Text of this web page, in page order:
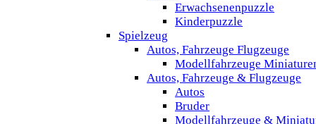
Erwachsenenpuzzle
Kinderpuzzle
Spielzeug
Autos, Fahrzeuge Flugzeuge
Modellfahrzeuge
Autos, Fahrzeuge & Flugzeuge
Autos
Bruder
Modellfahrzeuge &